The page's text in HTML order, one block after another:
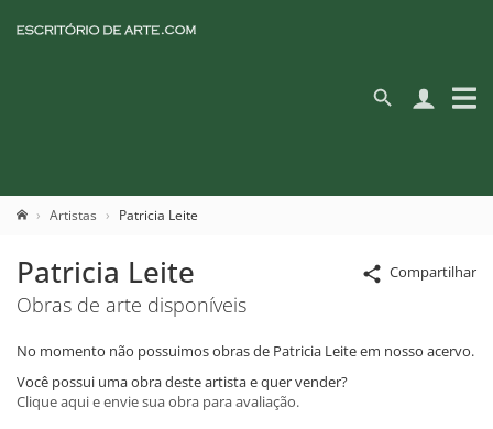
Artistas Patricia Leite
Compartilhar
Patricia Leite
Obras de arte disponíveis
No momento não possuimos obras de Patricia Leite em nosso acervo.
Você possui uma obra deste artista e quer vender?
Clique aqui e envie sua obra para avaliação.